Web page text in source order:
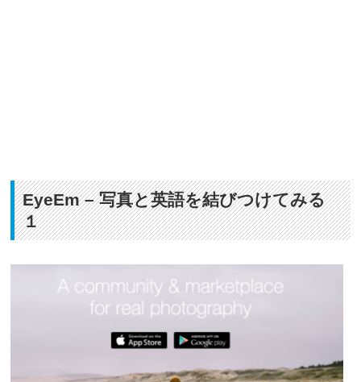
EyeEm – 写真と英語を結びつけてみる
１